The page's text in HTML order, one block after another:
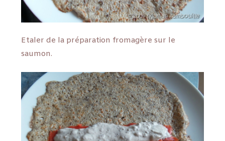
Etaler de la préparation fromagère sur le
saumon.